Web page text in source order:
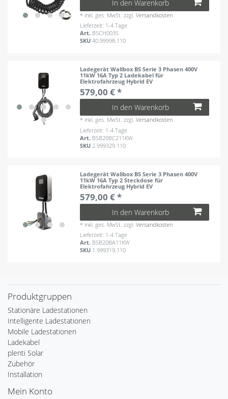
In den Warenkorb
* inkl. ges. MwSt. zzgl.Versandkosten
Lieferzeit: 1-4 Tage
Art. BSCH003S
SKU40.99998.110
Ladegerät Wallbox BS Serie 3 Phasen 400V
11kW 16A Typ 2 Ladekabel für
Elektrofahrzeug Hybrid EV
579,00 € *
In den Warenkorb
* inkl. ges. MwSt. zzgl.Versandkosten
Lieferzeit: 1-4 Tage
Art. BSB20BC211KW
SKU 2.999329.110
Ladegerät Wallbox BS Serie 3 Phasen 400V
11kW 16A Typ 2 Steckdose für
Elektrofahrzeug Hybrid EV
579,00 € *
In den Warenkorb
* inkl. ges. MwSt. zzgl.Versandkosten
Lieferzeit: 1-4 Tage
Art. BSB20BA11KW
SKU 1.999319.110
Produktgruppen
Stationäre Ladestationen
Intelligente Ladestationen
Mobile Ladestationen
Ladekabel
plenti Solar
Zubehör
Installation
Mein Konto